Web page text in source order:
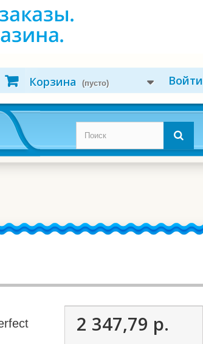
Войти
Корзина (пусто)
2 347,79 р.